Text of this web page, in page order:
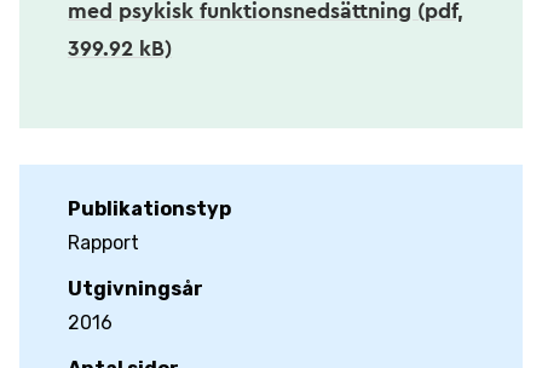
med psykisk funktionsnedsättning (pdf,
399.92 kB)
Publikationstyp
Rapport
Utgivningsår
2016